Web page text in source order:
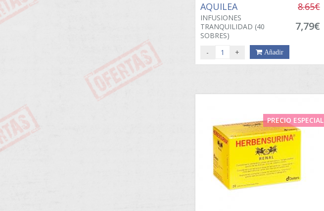
AQUILEA
INFUSIONES
TRANQUILIDAD (40
SOBRES)
8.65€
7,79€
- + Añadir
PRECIO ESPECIAL